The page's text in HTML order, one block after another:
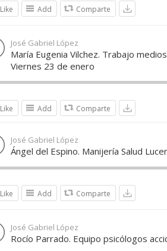
Like Add Comparte
José Gabriel López
María Eugenia Vilchez. Trabajo
Viernes 23 de enero
Like Add Comparte
José Gabriel López
Ángel del Espino. Manijería Salud
Like Add Comparte
José Gabriel López
Rocío Parrado. Equipo psicólogos